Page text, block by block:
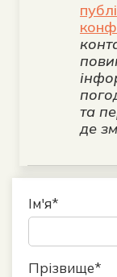
та
де
Ім'я*
Прізвище*